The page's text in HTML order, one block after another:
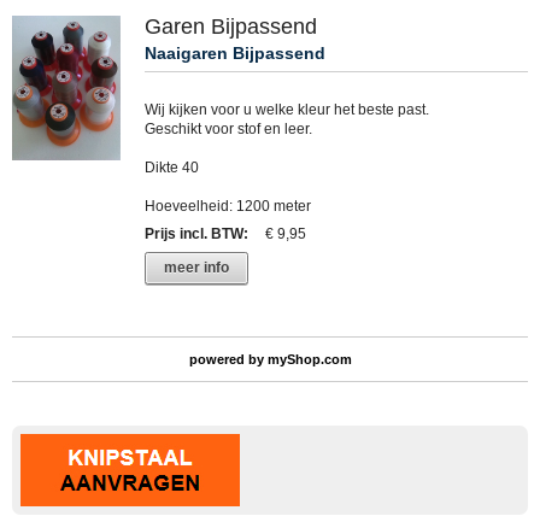
Garen Bijpassend
Naaigaren Bijpassend
Wij kijken voor u welke kleur het beste past.
Geschikt voor stof en leer.
Dikte 40
Hoeveelheid: 1200 meter
Prijs incl. BTW:
€ 9,95
meer info
powered by myShop.com